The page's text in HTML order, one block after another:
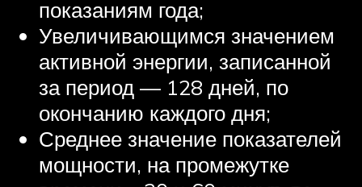
показаниям года;
Увеличивающимся значением
активной энергии, записанной
за период — 128 дней, по
окончанию каждого дня;
Среднее значение показателей
мощности, на промежутке